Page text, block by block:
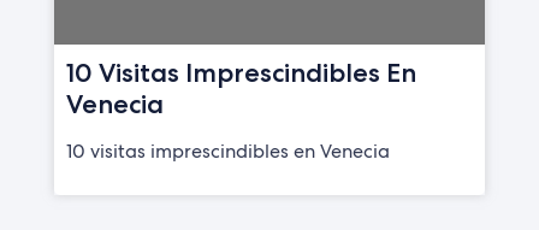
10 Visitas Imprescindibles En
Venecia
10 visitas imprescindibles en Venecia